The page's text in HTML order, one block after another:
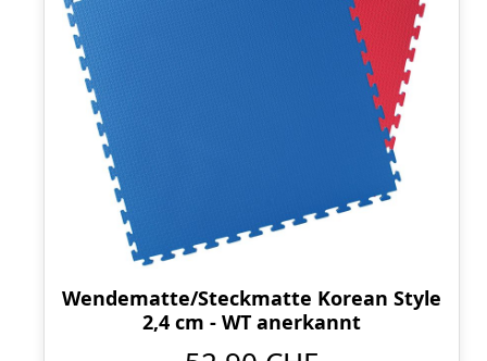
Wendematte/Steckmatte Korean Style
2,4 cm - WT anerkannt